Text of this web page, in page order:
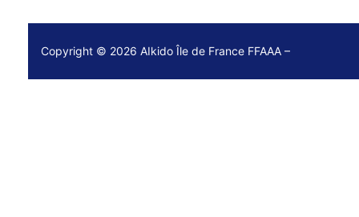
Copyright © 2026 AIkido Île de France FFAAA –